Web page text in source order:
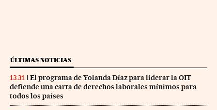
ÚLTIMAS NOTICIAS
13:31
El programa de Yolanda Díaz para liderar la OIT
defiende una carta de derechos laborales mínimos para
todos los países